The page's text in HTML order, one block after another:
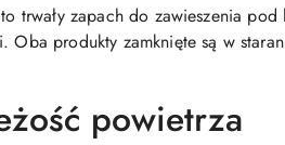
trwały zapach do zawieszenia
produkty zamknięte są w
powietrza